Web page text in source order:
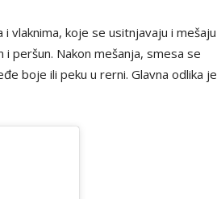
vlaknima, koje se usitnjavaju i mešaju
peršun. Nakon mešanja, smesa se
boje ili peku u rerni. Glavna odlika je